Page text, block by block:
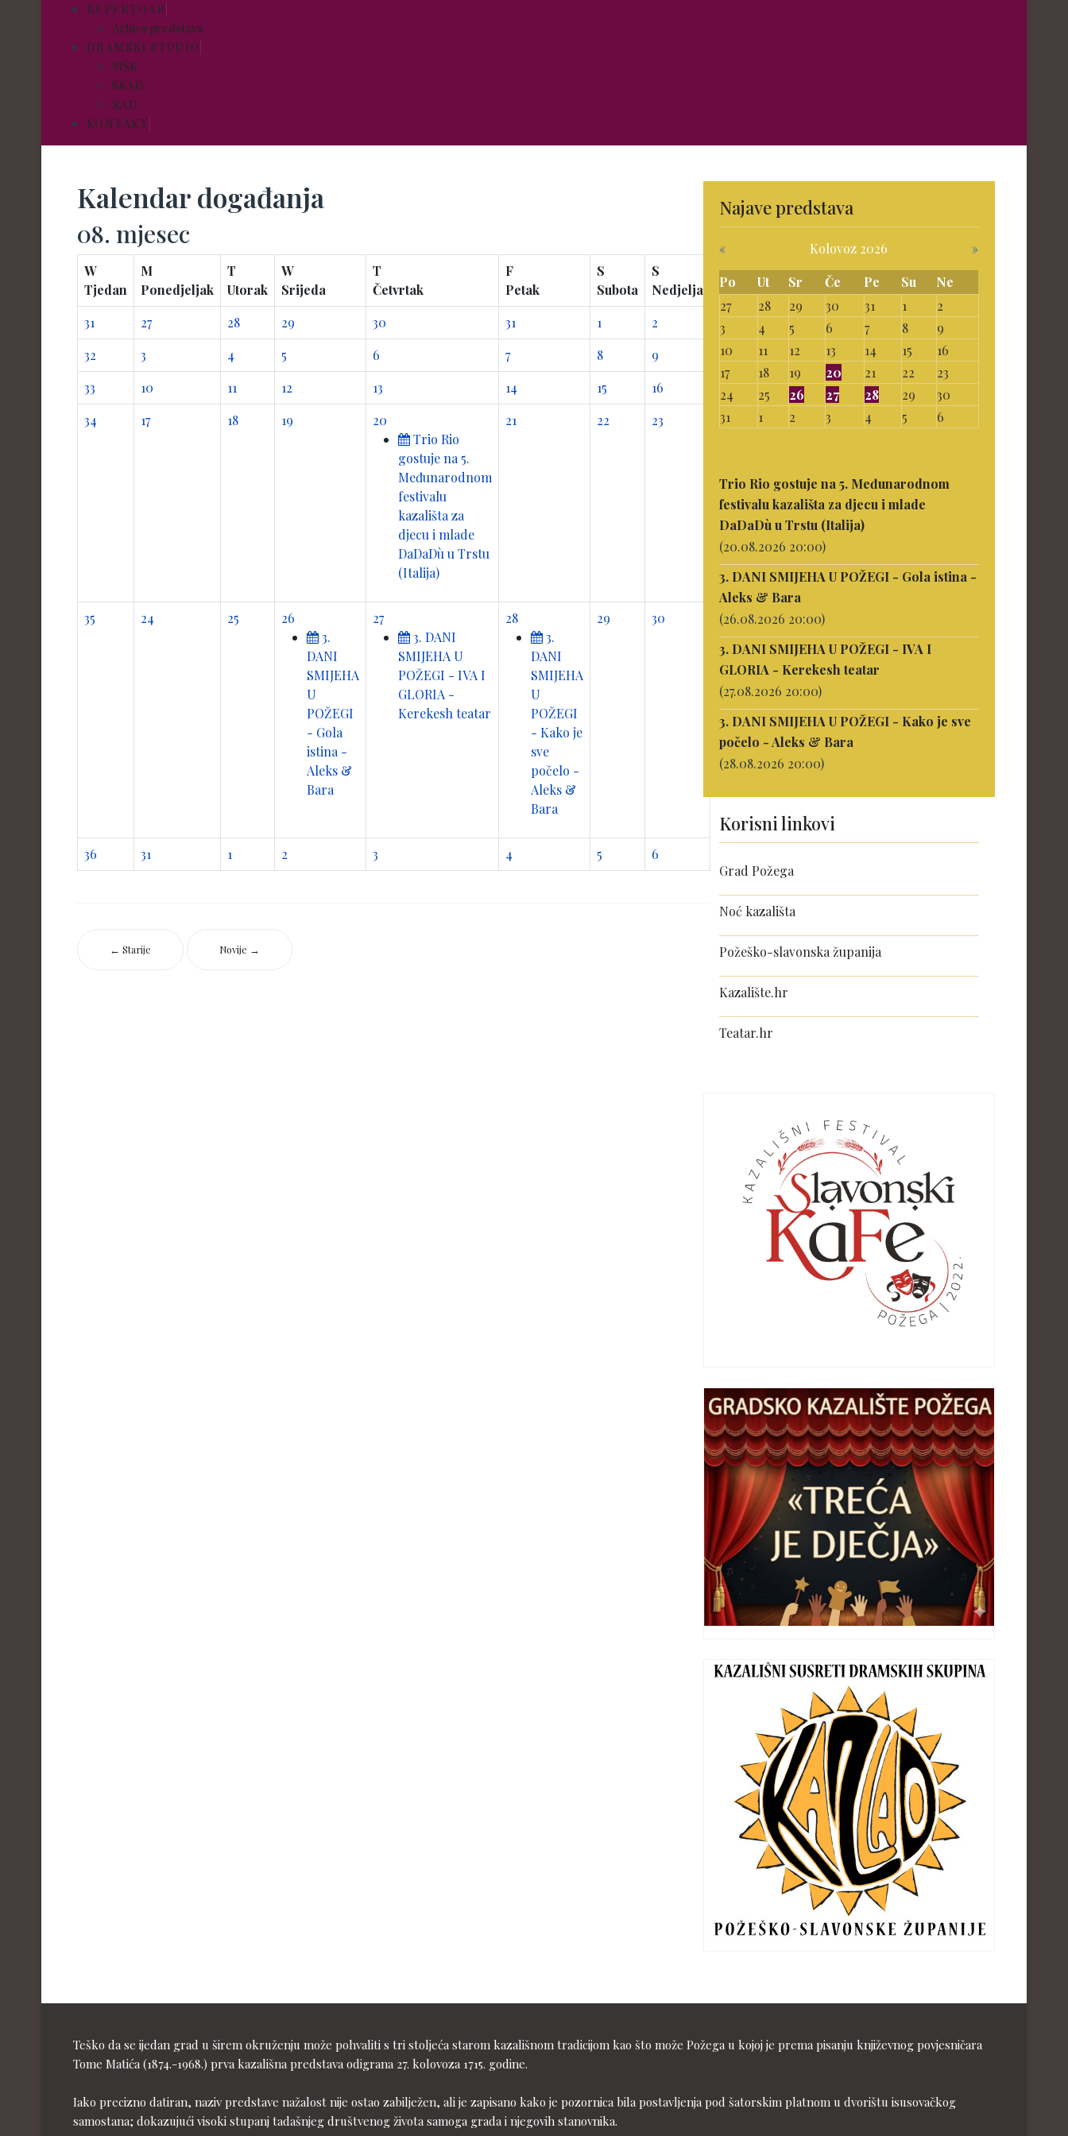
REPERTOAR
Arhiva predstava
DRAMSKI STUDIO
MŠK
SKAD
KAD
KONTAKT
Kalendar događanja
08. mjesec
← Starije Novije →
W
Tjedan
M
Ponedjeljak
T
Utorak
W
Srijeda
T
Četvrtak
F
Petak
S
Subota
S
Nedjelja
31
27 28 29 30 31 1
2
32
3 4 5 6 7 8
9
33
10 11 12 13 14 15
16
34
17 18 19
20
Trio Rio
gostuje na 5.
Međunarodnom
festivalu
kazališta za
djecu i mlade
DaDaDù u Trstu
(Italija)
21 22 23
35 24 25
26
3.
DANI
SMIJEHA
U
POŽEGI
- Gola
istina -
Aleks &
Bara
27
3. DANI
SMIJEHA U
POŽEGI - IVA I
GLORIA -
Kerekesh teatar
28
3.
DANI
SMIJEHA
U
POŽEGI
- Kako je
sve
počelo -
Aleks &
Bara
29 30
36 31 1 2 3 4 5 6
Najave predstava
« Kolovoz 2026
»
Po
Ut Sr Če Pe Su
Ne
27
28 29 30 31 1
2
3
4 5 6 7 8
9
10
11 12 13 14 15
16
17
18 19 20 21 22
23
24
25 26 27 28 29
30
31
1 2 3 4 5 6
Trio Rio gostuje na 5. Međunarodnom
festivalu kazališta za djecu i mlade
DaDaDù u Trstu (Italija)
(20.08.2026 20:00)
3. DANI SMIJEHA U POŽEGI - Gola istina -
Aleks & Bara
(26.08.2026 20:00)
3. DANI SMIJEHA U POŽEGI - IVA I
GLORIA - Kerekesh teatar
(27.08.2026 20:00)
3. DANI SMIJEHA U POŽEGI - Kako je sve
počelo - Aleks & Bara
(28.08.2026 20:00)
Korisni linkovi
Grad Požega
Noć kazališta
Požeško-slavonska županija
Kazalište.hr
Teatar.hr
Teško da se ijedan grad u širem okruženju može pohvaliti s tri stoljeća starom kazališnom tradicijom kao što može Požega u kojoj je prema pisanju književnog povjesničara
Tome Matića (1874.-1968.) prva kazališna predstava odigrana 27. kolovoza 1715. godine.
Iako precizno datiran, naziv predstave nažalost nije ostao zabilježen, ali je zapisano kako je pozornica bila postavljenja pod šatorskim platnom u dvorištu isusovačkog
samostana; dokazujući visoki stupanj tadašnjeg društvenog života samoga grada i njegovih stanovnika.